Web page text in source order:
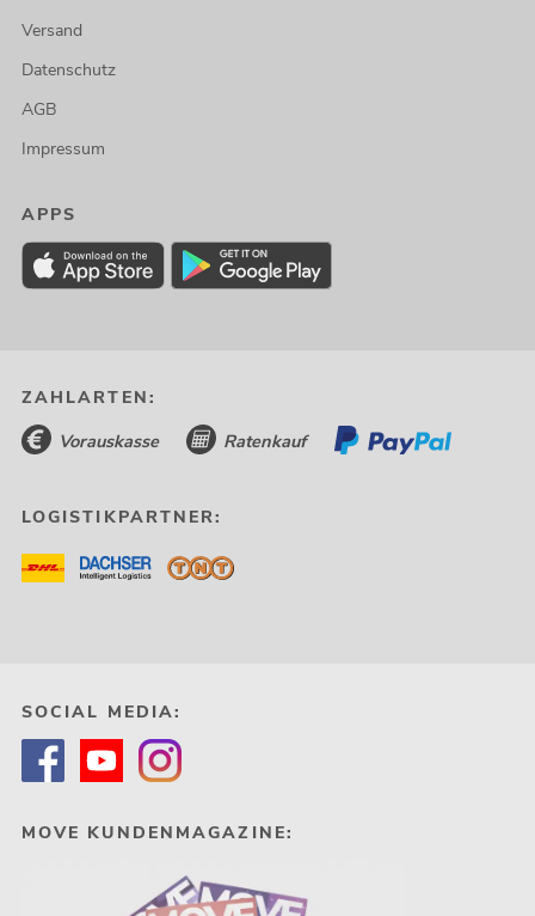
Versand
Datenschutz
AGB
Impressum
APPS
ZAHLARTEN:
Vorauskasse Ratenkauf
LOGISTIKPARTNER:
SOCIAL MEDIA:
MOVE KUNDENMAGAZINE: